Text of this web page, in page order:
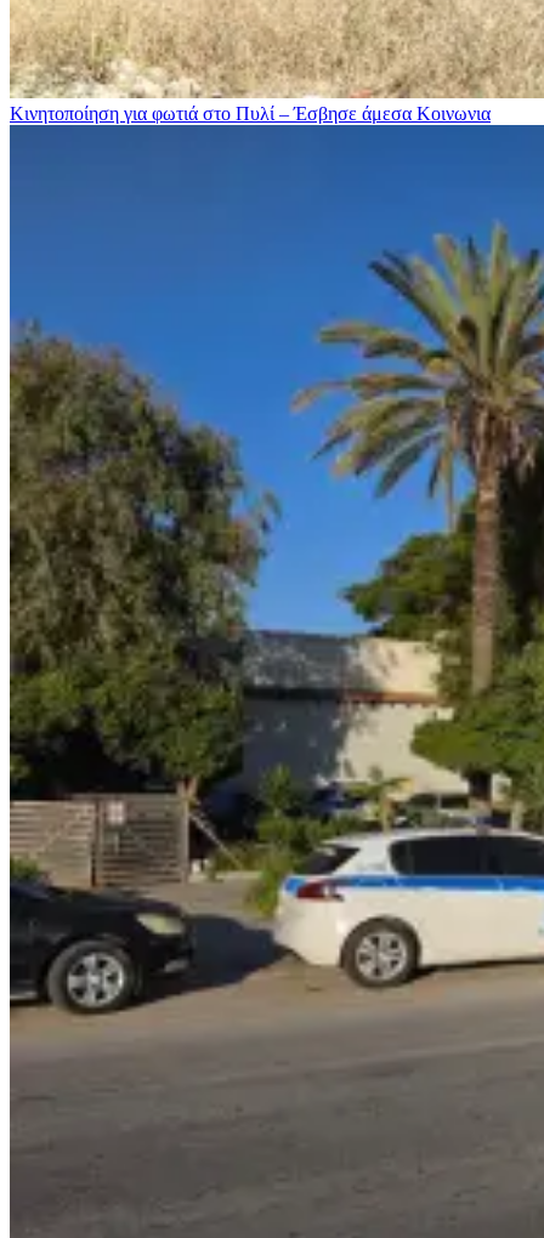
Κινητοποίηση για φωτιά στo Πυλί – Έσβησε άμεσα Κοινωνια